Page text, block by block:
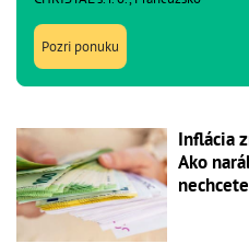
Pozri ponuku
Inflácia
Ako